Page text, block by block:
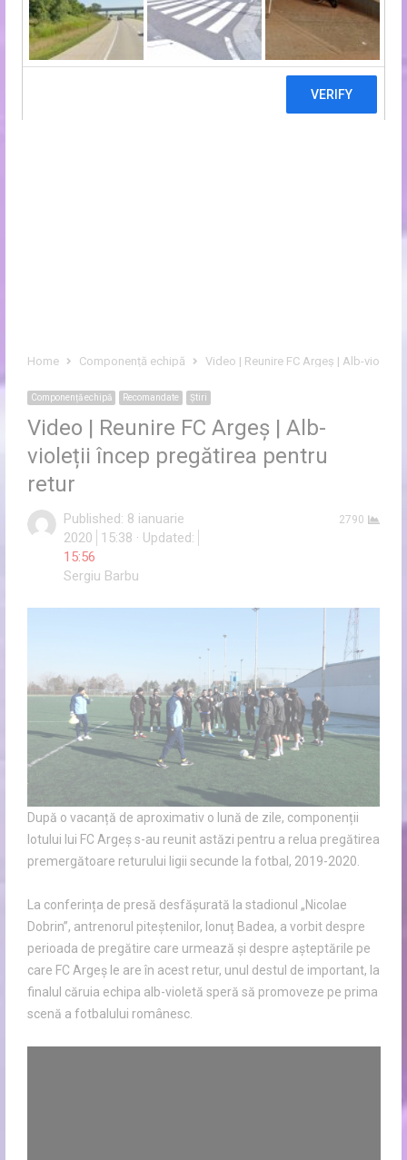
Home Componență echipă Video | Reunire FC Argeș | Alb-violeții
Componență echipă Recomandate Ştiri
Video | Reunire FC Argeș | Alb-
violeții încep pregătirea pentru
retur
Published: 8 ianuarie
2020
15:38
Updated:
15:56
Author
Sergiu Barbu
2790
După o vacanță de aproximativ o lună de zile, componenții
lotului lui FC Argeș s-au reunit astăzi pentru a relua pregătirea
premergătoare returului ligii secunde la fotbal, 2019-2020.
La conferința de presă desfășurată la stadionul „Nicolae
Dobrin”, antrenorul piteștenilor, Ionuț Badea, a vorbit despre
perioada de pregătire care urmează și despre așteptările pe
care FC Argeș le are în acest retur, unul destul de important, la
finalul căruia echipa alb-violetă speră să promoveze pe prima
scenă a fotbalului românesc.